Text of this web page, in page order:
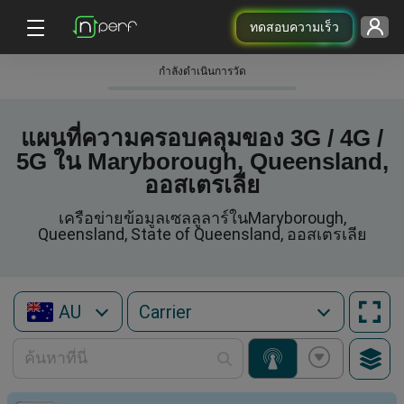
ทดสอบความเร็ว
กําลังดําเนินการวัด
แผนที่ความครอบคลุมของ 3G / 4G /
5G ใน Maryborough, Queensland,
ออสเตรเลีย
เครือข่ายข้อมูลเซลลูลาร์ในMaryborough,
Queensland, State of Queensland, ออสเตรเลีย
AU